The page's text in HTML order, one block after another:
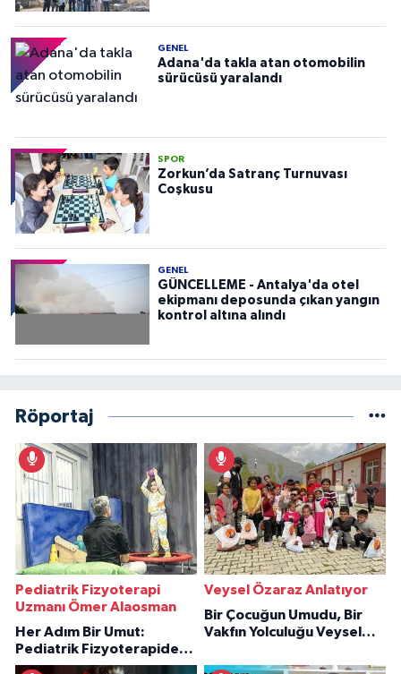
GENEL
Adana'da takla atan otomobilin
sürücüsü yaralandı
SPOR
Zorkun’da Satranç Turnuvası
Coşkusu
GENEL
GÜNCELLEME - Antalya'da otel
ekipmanı deposunda çıkan yangın
kontrol altına alındı
Röportaj
Pediatrik Fizyoterapi
Uzmanı Ömer Alaosman
Her Adım Bir Umut:
Pediatrik Fizyoterapiden
İlham Veren Hikâyeler
Veysel Özaraz Anlatıyor
Bir Çocuğun Umudu, Bir
Vakfın Yolculuğu Veysel